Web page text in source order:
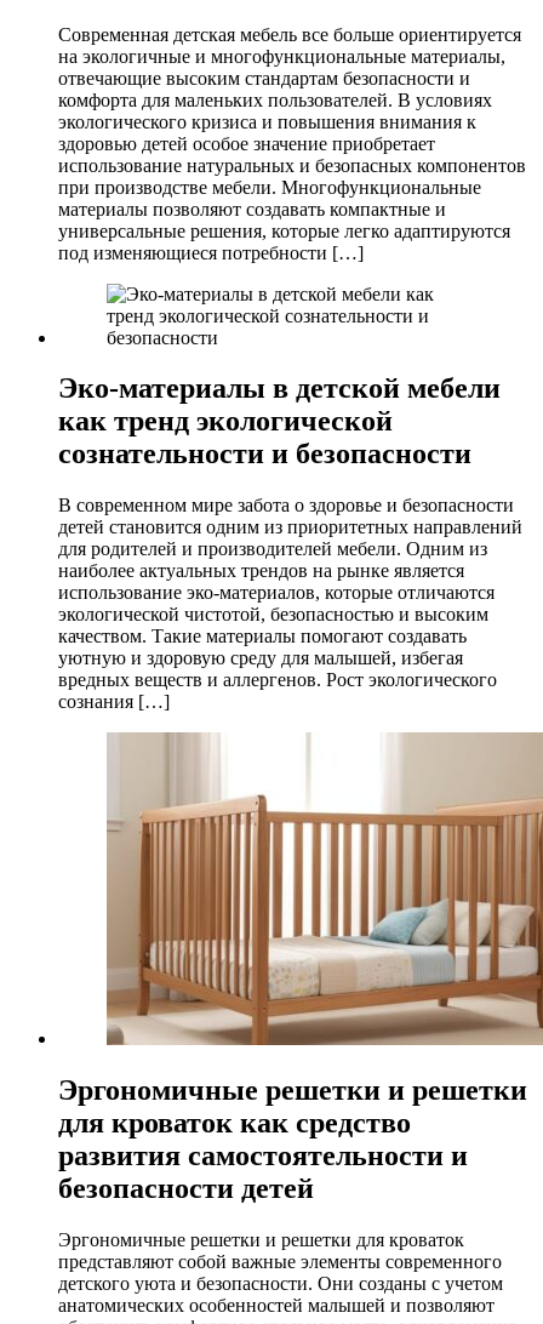
Современная детская мебель все больше ориентируется
на экологичные и многофункциональные материалы,
отвечающие высоким стандартам безопасности и
комфорта для маленьких пользователей. В условиях
экологического кризиса и повышения внимания к
здоровью детей особое значение приобретает
использование натуральных и безопасных компонентов
при производстве мебели. Многофункциональные
материалы позволяют создавать компактные и
универсальные решения, которые легко адаптируются
под изменяющиеся потребности […]
Эко-материалы в детской мебели
как тренд экологической
сознательности и безопасности
В современном мире забота о здоровье и безопасности
детей становится одним из приоритетных направлений
для родителей и производителей мебели. Одним из
наиболее актуальных трендов на рынке является
использование эко-материалов, которые отличаются
экологической чистотой, безопасностью и высоким
качеством. Такие материалы помогают создавать
уютную и здоровую среду для малышей, избегая
вредных веществ и аллергенов. Рост экологического
сознания […]
Эргономичные решетки и решетки
для кроваток как средство
развития самостоятельности и
безопасности детей
Эргономичные решетки и решетки для кроваток
представляют собой важные элементы современного
детского уюта и безопасности. Они созданы с учетом
анатомических особенностей малышей и позволяют